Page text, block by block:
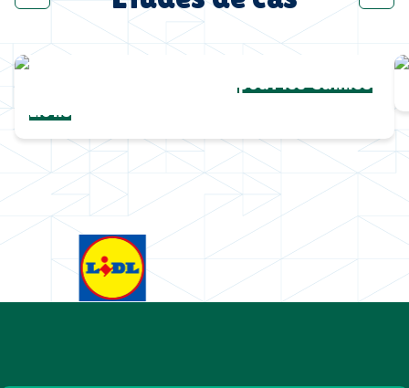
Une collection complètepour les Cannes
Lions